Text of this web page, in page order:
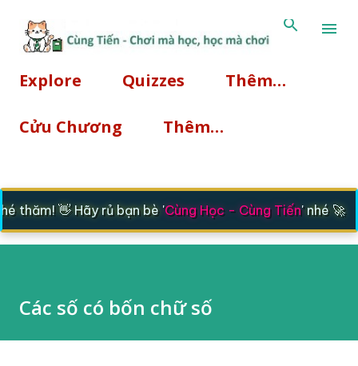
Explore Quizzes Thêm…
Cửu Chương Thêm…
thăm! 👋 Hãy rủ bạn bè 'Cùng Học - Cùng Tiến' nhé 🚀
Các số có bốn chữ số